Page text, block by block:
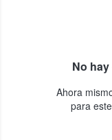
No
Ahora
para